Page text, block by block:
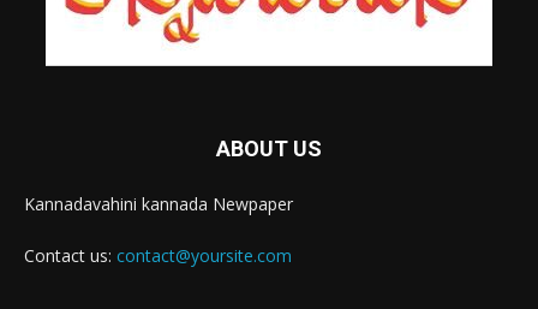
ABOUT US
Kannadavahini kannada Newpaper
Contact us: contact@yoursite.com